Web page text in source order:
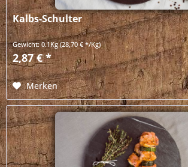
Kalbs-Schulter
Gewicht:0.1Kg(28,70 € */Kg)
2,87 € *
Merken